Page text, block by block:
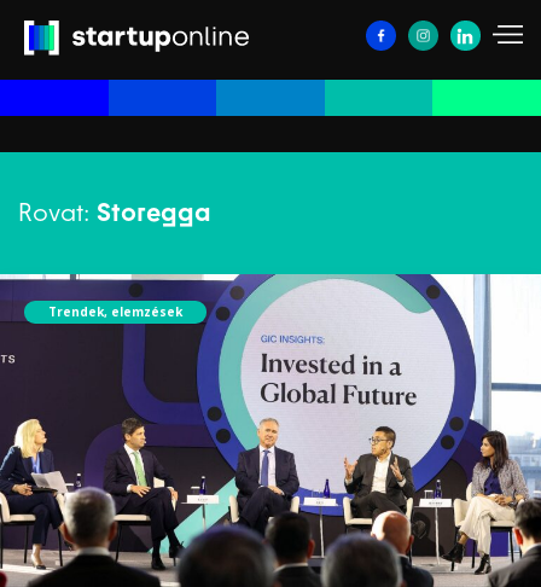
Rovat: Storegga
Trendek, elemzések